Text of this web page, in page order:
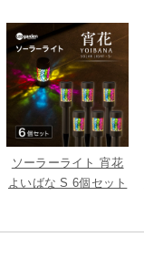
ソーラーライト 宵花
よいばな S 6個セット